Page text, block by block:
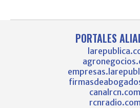
PORTALES
canalrcn.com